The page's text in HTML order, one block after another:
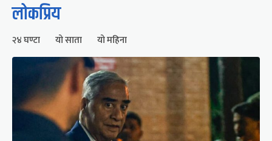
लोकप्रिय
२४ घण्टा यो साता यो महिना